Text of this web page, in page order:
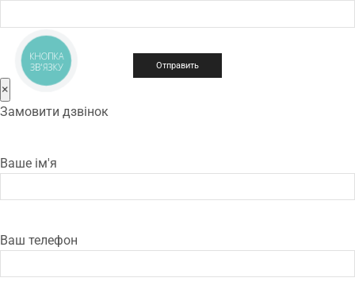
×
Замовити дзвінок
Ваше ім'я
Ваш телефон
КНОПКА
ЗВ'ЯЗКУ